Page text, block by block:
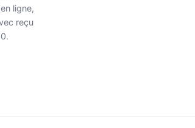
ligne,
reçu